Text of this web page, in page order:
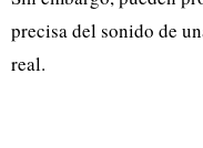
precisa del sonido de
real.